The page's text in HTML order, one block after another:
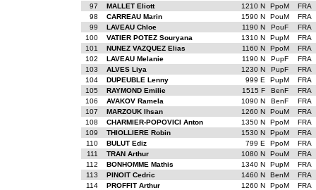
97
MALLET Eliott 1210 N PpoM
FRA
98
CARREAU Marin 1590 N PouM
FRA
99
LAVEAU Chloe 1190 N PouF
FRA
100
VATIER POTEZ Souryana 1310 N PupM
FRA
101
NUNEZ VAZQUEZ Elias 1160 N PpoM
FRA
102
LAVEAU Melanie 1190 N PupF
FRA
103
ALVES Liya 1230 N PupF
FRA
104
DUPEUBLE Lenny 999 E PupM
FRA
105
RAYMOND Emilie 1515 F BenF
FRA
106
AVAKOV Ramela 1090 N BenF
FRA
107
MARZOUK Ihsan 1260 N PouM
FRA
108
CHARMIER-POPOVICI Anton 1350 N PpoM
FRA
109
THIOLLIERE Robin 1530 N PpoM
FRA
110
BULUT Ediz 799 E PpoM
FRA
111
TRAN Arthur 1080 N PouM
FRA
112
BONHOMME Mathis 1340 N PupM
FRA
113
PINOIT Cedric 1460 N BenM
FRA
114
PROFFIT Arthur 1260 N PpoM
FRA